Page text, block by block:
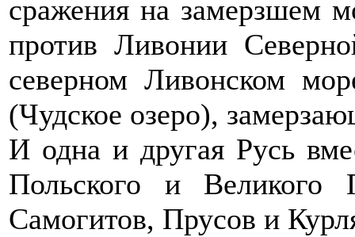
сражения на замерзшем
против Ливонии
северном Ливонском
(Чудское озеро),
И одна и другая Русь
Польского и Великого
Самогитов, Прусов и